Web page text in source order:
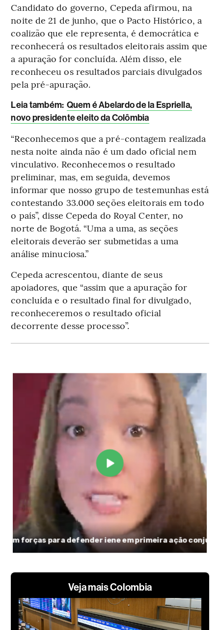
Candidato do governo, Cepeda afirmou, na
noite de 21 de junho, que o Pacto Histórico, a
coalizão que ele representa, é democrática e
reconhecerá os resultados eleitorais assim que
a apuração for concluída. Além disso, ele
reconheceu os resultados parciais divulgados
pela pré-apuração.
Leia também: Quem é Abelardo de la Espriella,
novo presidente eleito da Colômbia
“Reconhecemos que a pré-contagem realizada
nesta noite ainda não é um dado oficial nem
vinculativo. Reconhecemos o resultado
preliminar, mas, em seguida, devemos
informar que nosso grupo de testemunhas está
contestando 33.000 seções eleitorais em todo
o país”, disse Cepeda do Royal Center, no
norte de Bogotá. “Uma a uma, as seções
eleitorais deverão ser submetidas a uma
análise minuciosa.”
Cepeda acrescentou, diante de seus
apoiadores, que “assim que a apuração for
concluída e o resultado final for divulgado,
reconheceremos o resultado oficial
decorrente desse processo”.
Veja mais Colombia